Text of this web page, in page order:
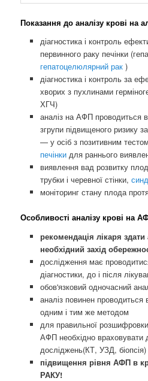
Показання до аналізу крові на
діагностика і контроль
первинного раку печінки
гепатоцелюлярний рак )
діагностика і контроль за
хворих з пухлинами
ХГЧ)
аналіз на АФП проводиться
згрупи підвищеного ризику
— у осіб з позитивним
печінки для раннього
виявлення вад розвитку
трубки і черевної стінки,
моніторинг стану плода
Особливості аналізу крові на
рекомендація лікаря
необхідний захід
дослідження має
діагностики, до і після
обов'язковий одночасний
аналіз повинен проводиться
одним і тим же методом
для правильної
АФП необхідно враховувати
досліджень(КТ, УЗД, біопсія)
підвищення рівня АФП в
РАКУ!